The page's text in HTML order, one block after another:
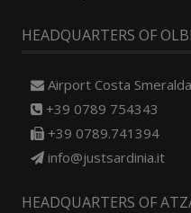
HEADQUARTERS OF
Airport Costa Smeralda
+39 0789 754343
+39 0789.741394
info@justsardinia.it
HEADQUARTERS OF